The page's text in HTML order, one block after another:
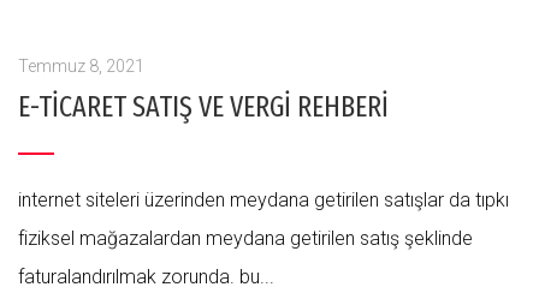
Temmuz 8, 2021
E-TİCARET SATIŞ VE VERGİ REHBERİ
i̇nternet siteleri üzerinden meydana getirilen satışlar da tıpkı
fiziksel mağazalardan meydana getirilen satış şeklinde
faturalandırılmak zorunda. bu...